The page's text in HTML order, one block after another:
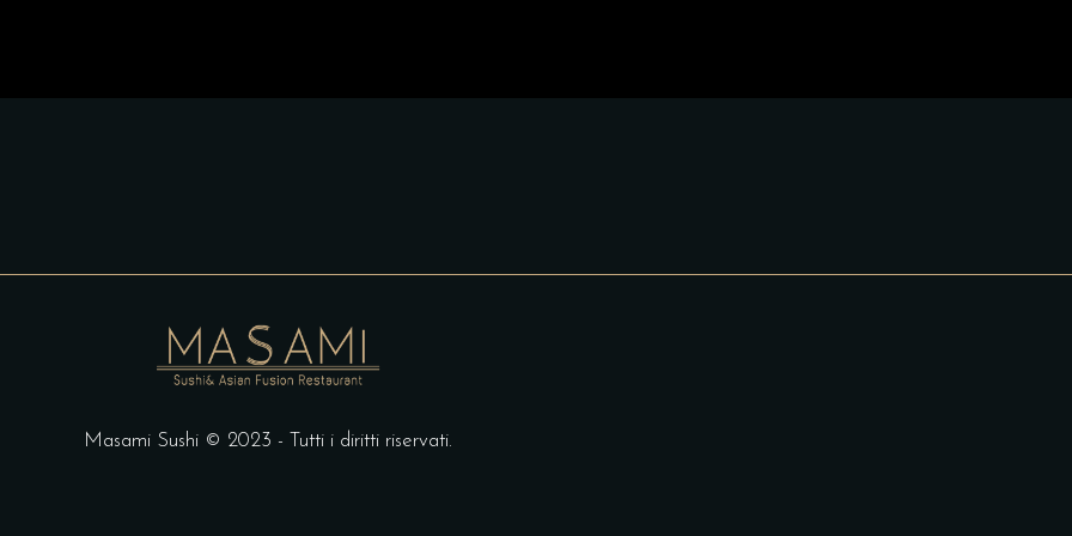
Masami Sushi © 2023 - Tutti i diritti riservati.